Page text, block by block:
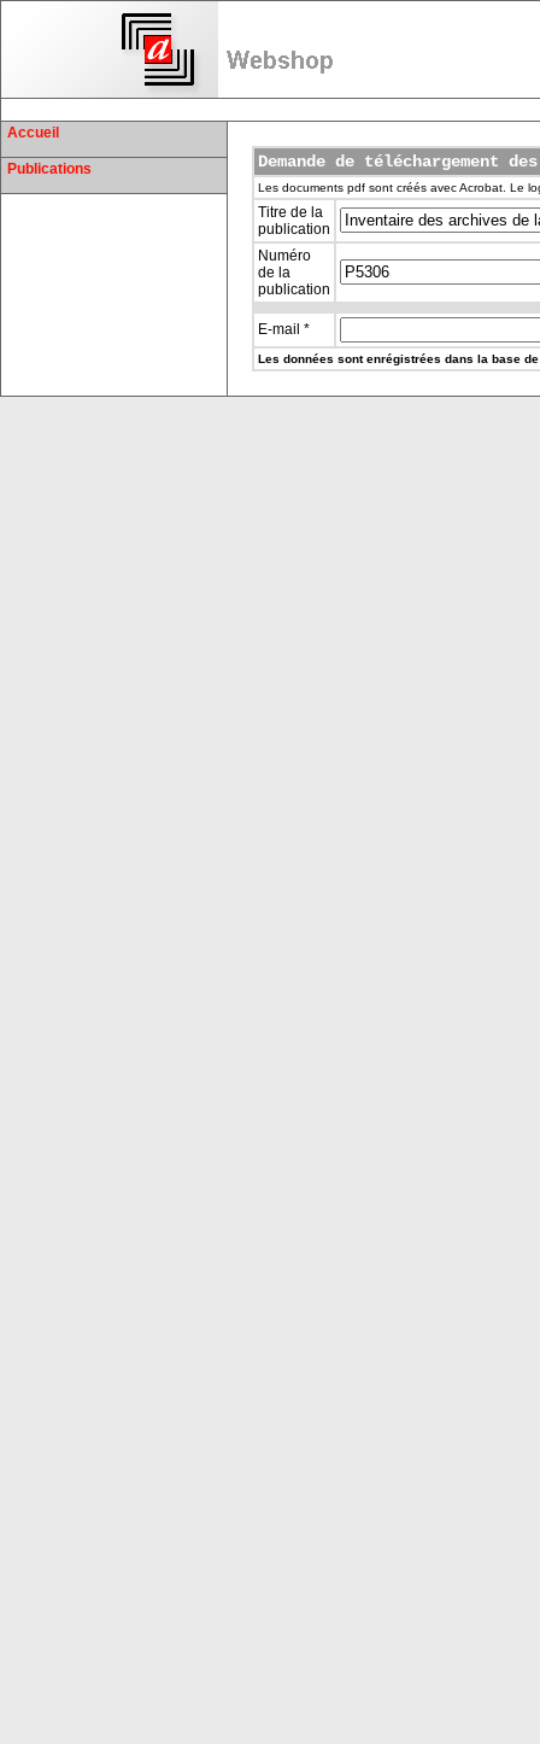
Accueil
Publications Demande de téléchargement
Les documents pdf sont créés avec Acrobat. Le
Titre de la
publication
Numéro
de la
publication
E-mail *
Les données sont enrégistrées dans la base